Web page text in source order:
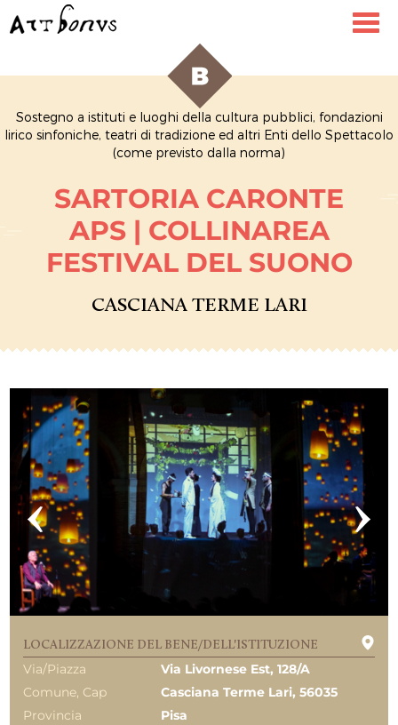
Sostegno a istituti e luoghi della cultura pubblici, fondazioni
lirico sinfoniche, teatri di tradizione ed altri Enti dello Spettacolo
(come previsto dalla norma)
SARTORIA CARONTE
APS | COLLINAREA
FESTIVAL DEL SUONO
CASCIANA TERME LARI
LOCALIZZAZIONE DEL BENE/DELL'ISTITUZIONE
Via/Piazza
Via Livornese Est, 128/a
Comune, Cap
Casciana Terme Lari, 56035
Provincia
Pisa